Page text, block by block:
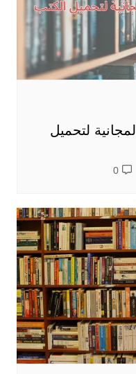
لتحميل
0